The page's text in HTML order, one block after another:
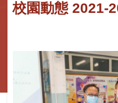
校園動態 2021-